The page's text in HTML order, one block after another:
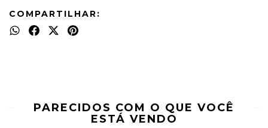
COMPARTILHAR:
PARECIDOS COM O QUE VOCÊ
ESTÁ VENDO